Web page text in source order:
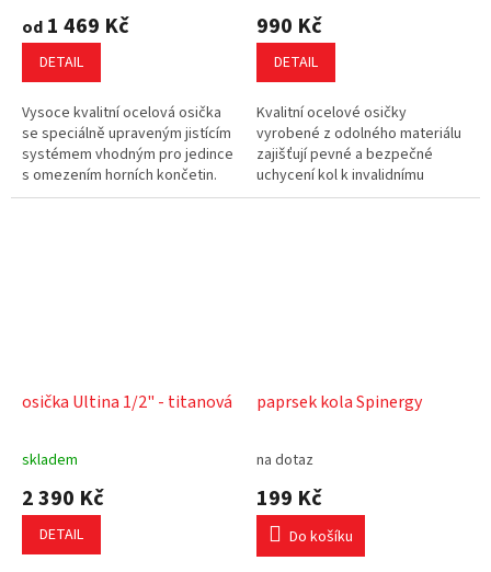
od 1 469 Kč
DETAIL
Vysoce kvalitní ocelová osička
se speciálně upraveným jistícím
systémem vhodným pro jedince
s omezením horních končetin.
990 Kč
DETAIL
Kvalitní ocelové osičky
vyrobené z odolného materiálu
zajišťují pevné a bezpečné
uchycení kol k invalidnímu
vozíku. Díky své vysoké
osička Ultina 1/2" - titanová
skladem
2 390 Kč
DETAIL
paprsek kola Spinergy
na dotaz
199 Kč
Do košíku